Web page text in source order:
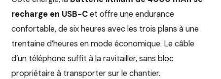
recharge en USB-Cet offre une endurance
confortable, de six heures avec les trois plans à une
trentaine d’heures en mode économique. Le câble
d’un téléphone suffit à la ravitailler, sans bloc
propriétaire à transporter sur le chantier.